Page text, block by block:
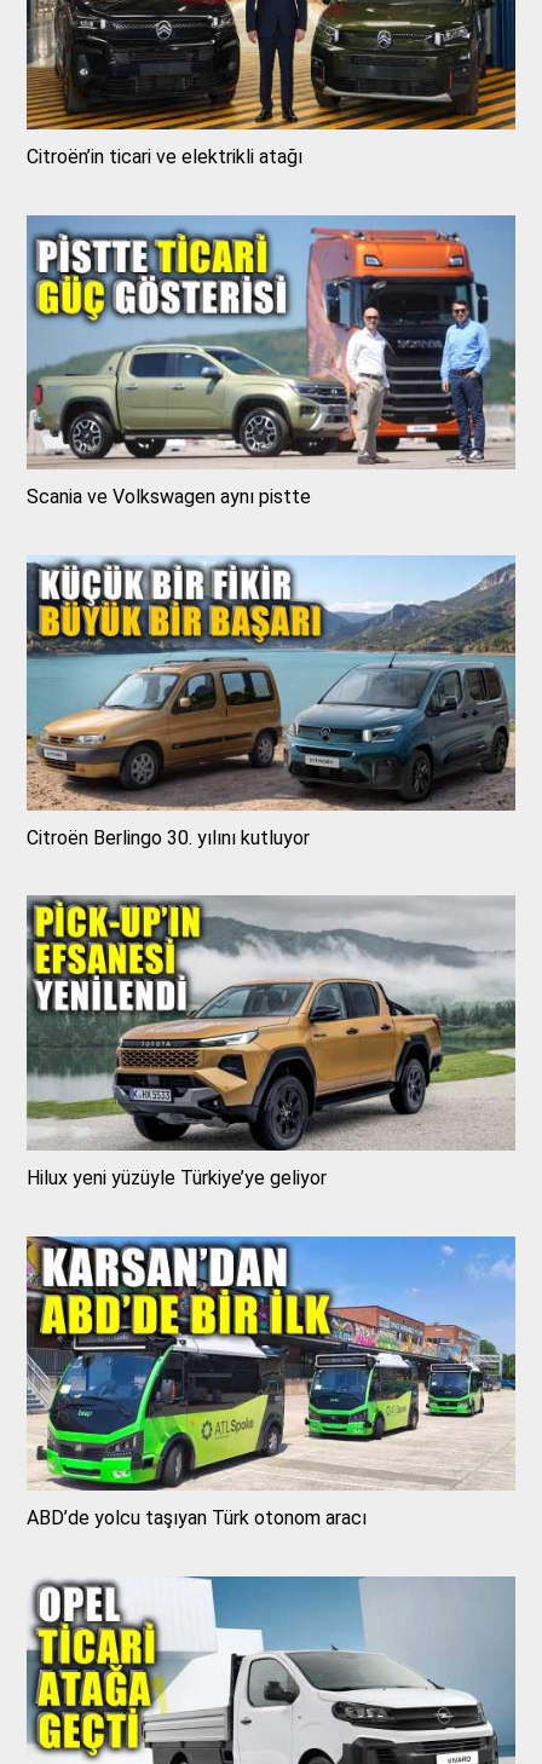
Citroën’in ticari ve elektrikli atağı
Scania ve Volkswagen aynı pistte
Citroën Berlingo 30. yılını kutluyor
Hilux yeni yüzüyle Türkiye’ye geliyor
ABD’de yolcu taşıyan Türk otonom aracı